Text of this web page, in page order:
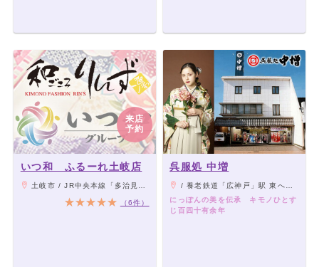
来店
予約
いつ和 ふるーれ土岐店
土岐市 / JR中央本線「多治見駅」から車で11分
（6件）
呉服処 中増
/ 養老鉄道「広神戸」駅 東へ徒歩３分
にっぽんの美を伝承 キモノひとす
じ百四十有余年